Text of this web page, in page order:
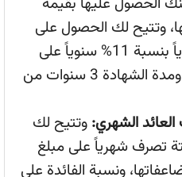
الحصول عليها بقيمة
وتتيح لك الحصول على
فائدة ثابتة تصرف شهرياً بنسبة 11% سنوياً على
إجمالي قيمة الشهادة، ومدة الشهادة 3 سنوات من
الشهري: وتتيح لك
تصرف شهرياً على مبلغ
ونسبة الفائدة على